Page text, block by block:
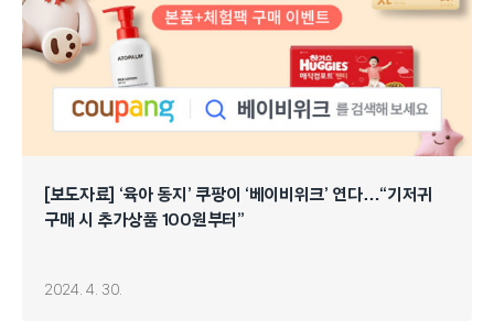
[보도자료] ‘육아 동지’ 쿠팡이 ‘베이비위크’ 연다…“기저귀
구매 시 추가상품 100원부터”
2024. 4. 30.